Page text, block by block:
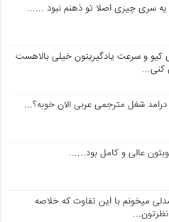
یه سری چیزی اصلا تو ذهنم نبود ......
کیو و سرعت یادگیریتون خیلی بالاهست
کنی...
عالی و کامل بود......
میخونم با این تفاوت که خلاصه
نظرتون...